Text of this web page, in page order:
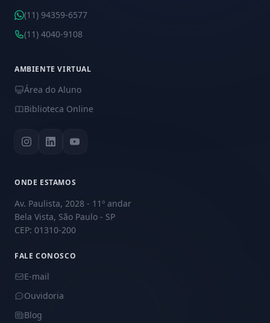
(11) 94359-6577
(11) 4040-9108
AMBIENTE VIRTUAL
Área do Aluno
Biblioteca Online
ONDE ESTAMOS
Av. Paulista, 2028 - 11º andar
Bela Vista, São Paulo - SP
CEP: 01310-200
FALE CONOSCO
E-mail
Ouvidoria
Blog